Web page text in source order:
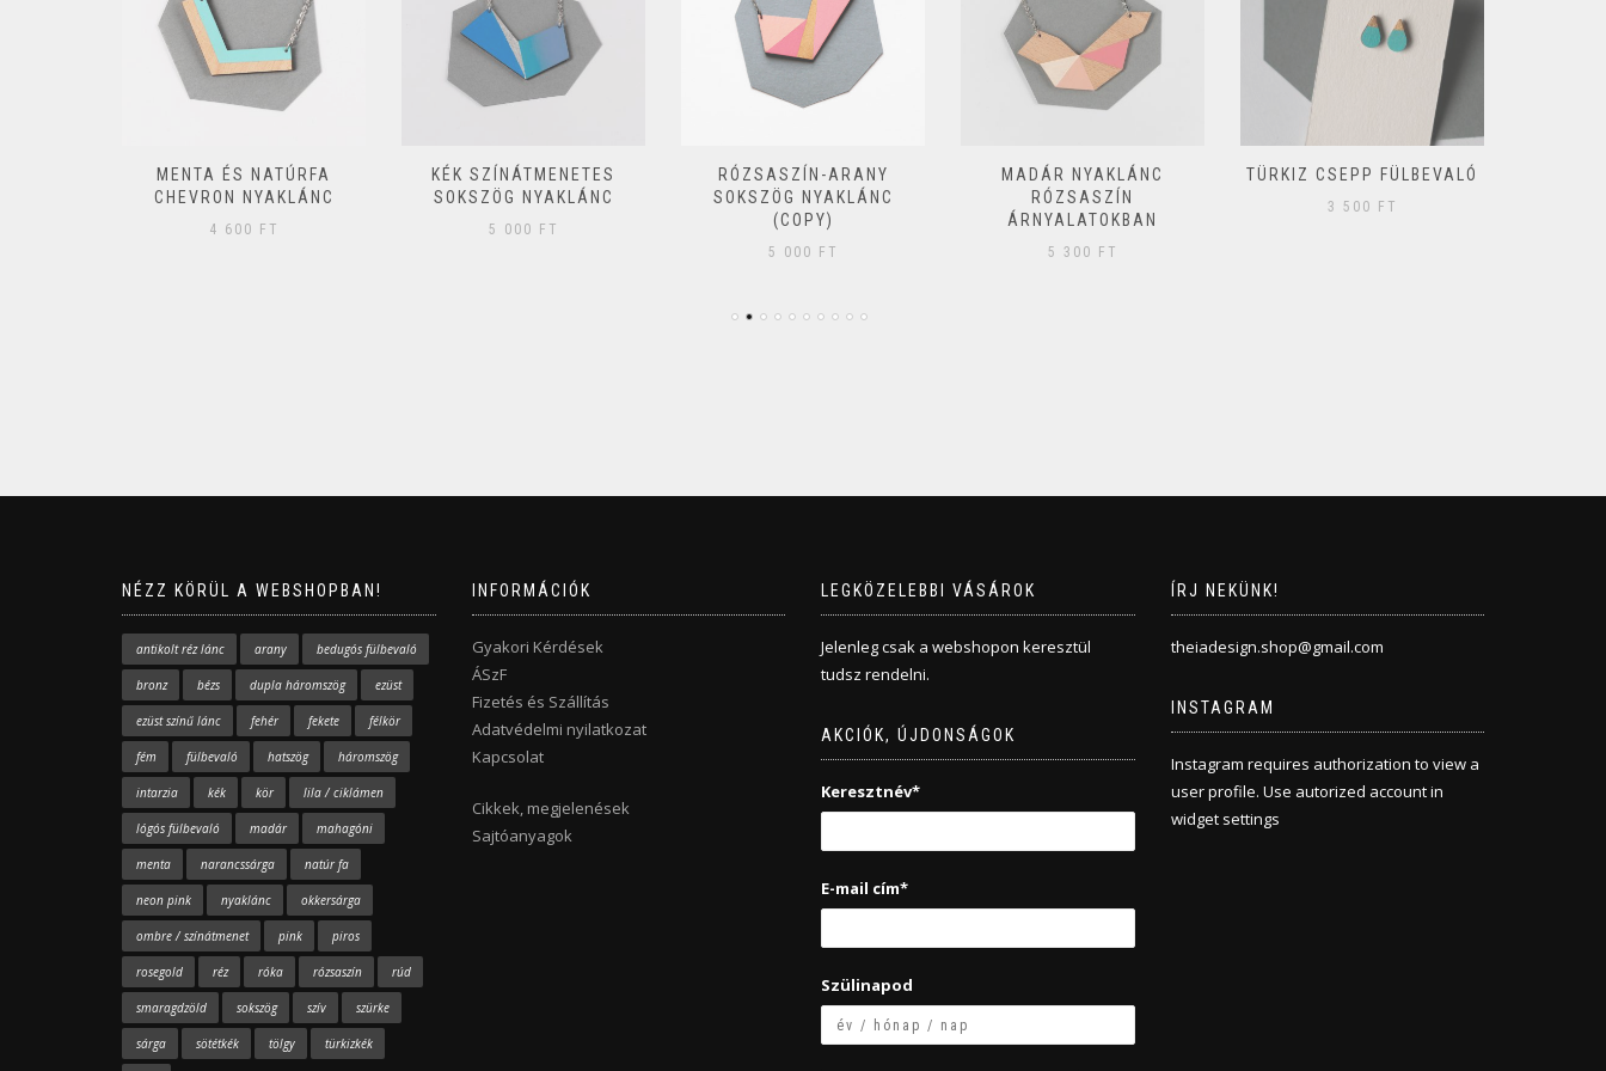
MENTA ÉS NATÚRFA
CHEVRON NYAKLÁNC
4 600 FT
KÉK SZÍNÁTMENETES
SOKSZÖG NYAKLÁNC
5 000 FT
RÓZSASZÍN-ARANY
SOKSZÖG NYAKLÁNC
(COPY)
5 000 FT
MADÁR NYAKLÁNC
RÓZSASZÍN
ÁRNYALATOKBAN
5 300 FT
TÜRKIZ CSEPP FÜLBEVALÓ
3 500 FT
NÉZZ KÖRÜL A WEBSHOPBAN!
antikolt réz lánc arany bedugós fülbevaló
bronz bézs dupla háromszög ezüst
ezüst színű lánc fehér fekete félkör
fém fülbevaló hatszög háromszög
intarzia kék kör lila / ciklámen
lógós fülbevaló madár mahagóni
menta narancssárga natúr fa
neon pink nyaklánc okkersárga
ombre / színátmenet pink piros
rosegold réz róka rózsaszín rúd
smaragdzöld sokszög szív szürke
sárga sötétkék tölgy türkizkék
INFORMÁCIÓK
Gyakori Kérdések
ÁSzF
Fizetés és Szállítás
Adatvédelmi nyilatkozat
Kapcsolat
Cikkek, megjelenések
Sajtóanyagok
LEGKÖZELEBBI VÁSÁROK
Jelenleg csak a webshopon keresztül
tudsz rendelni.
AKCIÓK, ÚJDONSÁGOK
Keresztnév*
E-mail cím*
Szülinapod
ÍRJ NEKÜNK!
theiadesign.shop@gmail.com
INSTAGRAM
Instagram requires authorization to view a
user profile. Use autorized account in
widget settings